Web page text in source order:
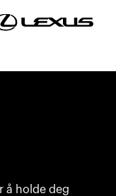
å holde deg